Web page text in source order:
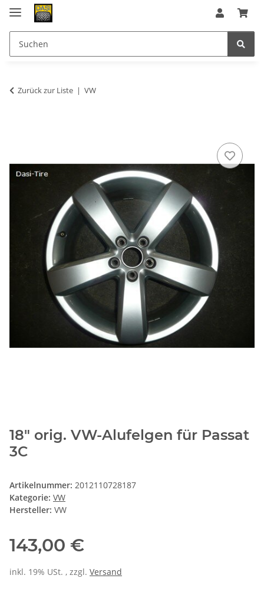
Zurück zur Liste VW
18" orig. VW-Alufelgen für Passat
3C
Artikelnummer: 2012110728187
Kategorie: VW
Hersteller: VW
143,00 €
inkl. 19% USt. , zzgl. Versand